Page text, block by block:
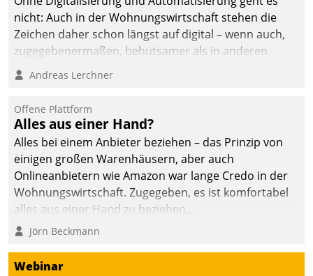
die Bereitschaft, sich zu überprüfen, zu hinterfragen
und zu verändern.
nicht: Auch in der Wohnungswirtschaft stehen die
Zeichen daher schon längst auf digital – wenn auch,
zugegebenermaßen, behutsamer als in anderen
Branchen.
Andreas Lerchner
Offene Plattform
Alles aus einer Hand?
Alles bei einem Anbieter beziehen – das Prinzip von
einigen großen Warenhäusern, aber auch
Onlineanbietern wie Amazon war lange Credo in der
Wohnungswirtschaft. Zugegeben, es ist komfortabel
alles aus einer Hand zu beziehen...
Jörn Beckmann
Webinar